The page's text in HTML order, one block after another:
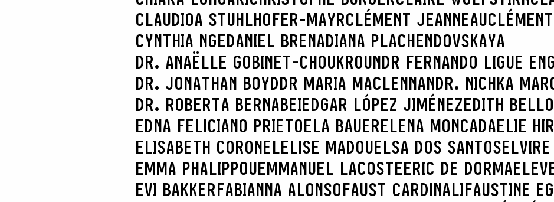
CLAUDIOA STUHLHOFER-MAYRCLÉMENT JEANNEAU
CYNTHIA NGEDANIEL BRENADIANA PLACHENDOVSKAYA
DR. ANAËLLE GOBINET-CHOUKROUNDR FERNANDO LIGUE
DR. JONATHAN BOYDDR MARIA MACLENNANDR. NICHKA
DR. ROBERTA BERNABEIEDGAR LÓPEZ JIMÉNEZEDITH
EDNA FELICIANO PRIETOELA BAUERELENA MONCADAELIE
ELISABETH CORONELELISE MADOUELSA DOS SANTOS
EMMA PHALIPPOUEMMANUEL LACOSTEERIC DE DORMAEL
EVI BAKKERFABIANNA ALONSOFAUST CARDINALIFAUSTINE